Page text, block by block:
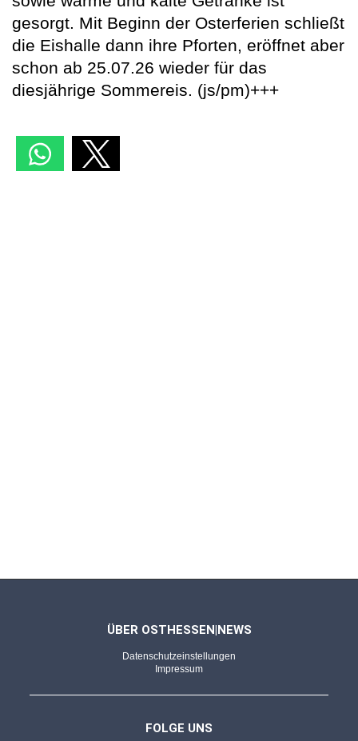
gesorgt. Mit Beginn der Osterferien schließt
die Eishalle dann ihre Pforten, eröffnet aber
schon ab 25.07.26 wieder für das
diesjährige Sommereis. (js/pm)+++
ÜBER OSTHESSEN|NEWS
Datenschutzeinstellungen
Impressum
FOLGE UNS